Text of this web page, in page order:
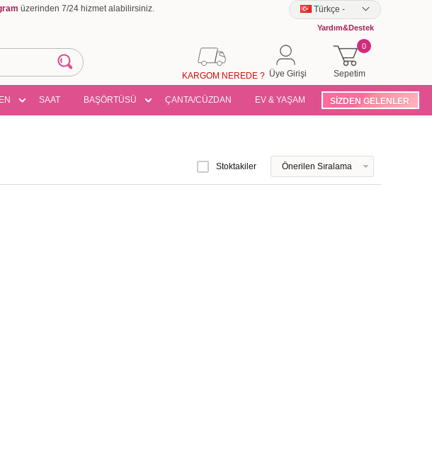
üzerinden 7/24 hizmet alabilirsiniz. Türkçe -
Yardım&Destek
Sepetim
0
Üye Girişi
KARGOM NEREDE ?
SAAT BAŞÖRTÜSÜ ÇANTA/CÜZDAN EV & YAŞAM SİZDEN GELENLER
Stoktakiler